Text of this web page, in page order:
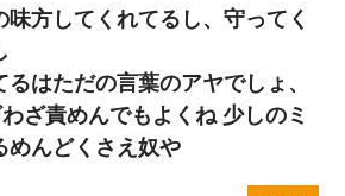
味方してくれてるし、守ってく
はただの言葉のアヤでしょ、
ざ責めんでもよくね 少しのミ
めんどくさえ奴や